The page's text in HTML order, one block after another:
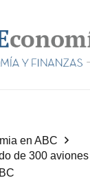
en ABC
de 300